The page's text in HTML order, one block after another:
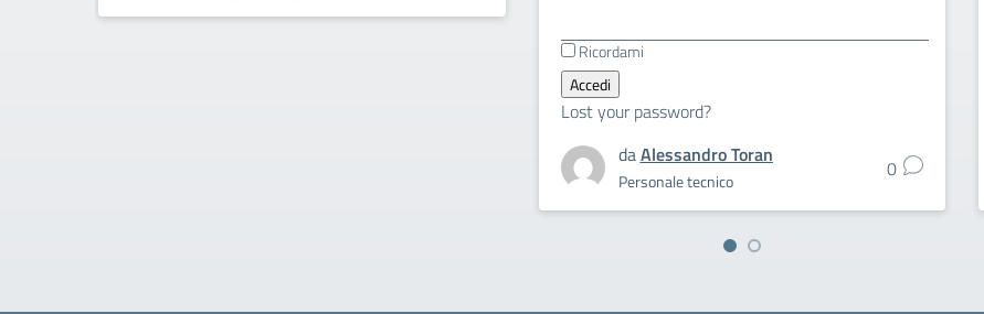
Ricordami
Lost your password?
daAlessandro Toran
Personale tecnico 0